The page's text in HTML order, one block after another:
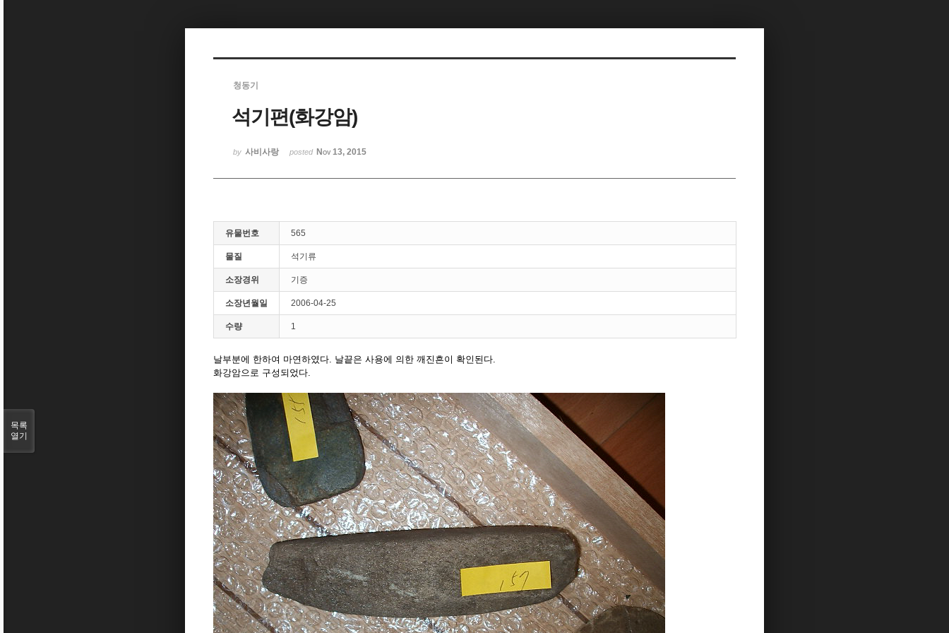
청동기
석기편(화강암)
by 사비사랑 posted Nov 13, 2015
유물번호 565
물질 석기류
소장경위 기증
소장년월일 2006-04-25
수량 1
날부분에 한하여 마연하였다. 날끝은 사용에 의한 깨진흔이 확인된다.
화강암으로 구성되었다.
목록
열기
Sketchbook5, 스케치북5
Sketchbook5, 스케치북5